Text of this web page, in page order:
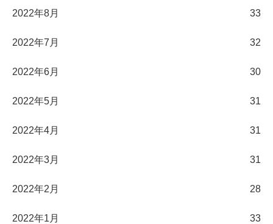
2022年8月 33
2022年7月 32
2022年6月 30
2022年5月 31
2022年4月 31
2022年3月 31
2022年2月 28
2022年1月 33